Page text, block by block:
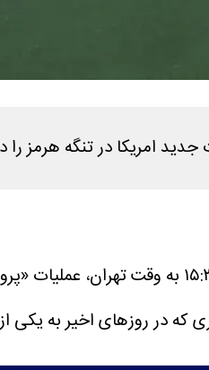
جدید امریکا در تنگه هرمز
که در روزهای اخیر به